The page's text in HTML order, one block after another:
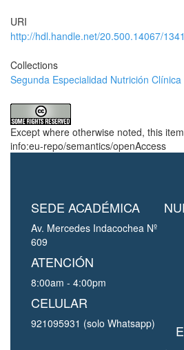
URI
http://hdl.handle.net/20.500.14067/
Collections
Segunda Especialidad Nutrición Clínica
Except where otherwise noted, this
info:eu-repo/semantics/openAccess
SEDE ACADÉMICA
Av. Mercedes Indacochea Nº
609
ATENCIÓN
8:00am - 4:00pm
CELULAR
921095931 (solo Whatsapp)